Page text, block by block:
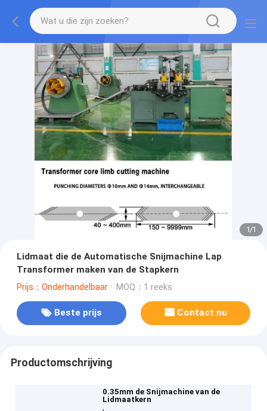
1/1
Lidmaat die de Automatische Snijmachine Lap
Transformer maken van de Stapkern
Prijs：Onderhandelbaar MOQ：1 reeks
Beste prijs Contact nu
Productomschrijving
0.35mm de Snijmachine van de
Lidmaatkern
,